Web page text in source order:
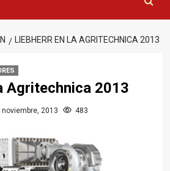
LIEBHERR EN LA AGRITECHNICA 2013
Agritechnica 2013
noviembre, 2013 483